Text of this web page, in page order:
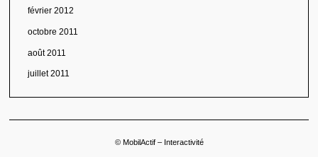
février 2012
octobre 2011
août 2011
juillet 2011
© MobilActif – Interactivité